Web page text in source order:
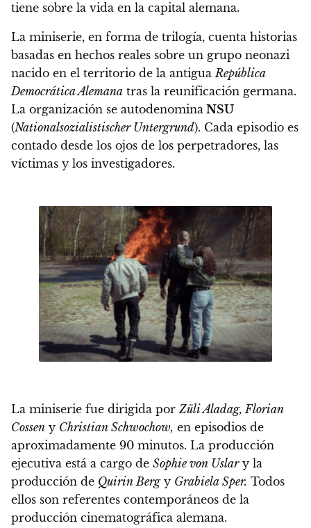
tiene sobre la vida en la capital alemana.
La miniserie, en forma de trilogía, cuenta historias
basadas en hechos reales sobre un grupo neonazi
nacido en el territorio de la antiguaRepública
Democrática Alemana tras la reunificación germana.
La organización se autodenomina NSU
(Nationalsozialistischer Untergrund). Cada episodio es
contado desde los ojos de los perpetradores, las
víctimas y los investigadores.
La miniserie fue dirigida por Züli Aladag, Florian
Cossen y Christian Schwochow, en episodios de
aproximadamente 90 minutos. La producción
ejecutiva está a cargo de Sophie von Uslary la
producción de Quirin Bergy Grabiela Sper. Todos
ellos son referentes contemporáneos de la
producción cinematográfica alemana.